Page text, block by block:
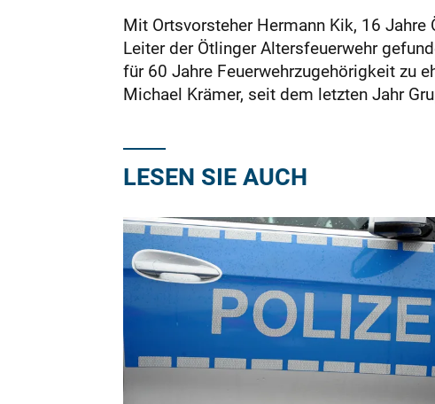
Mit Ortsvorsteher Hermann Kik, 16
Leiter der Ötlinger Altersfeuerwehr
für 60 Jahre Feuerwehrzugehörigkeit zu
Michael Krämer, seit dem letzten Jahr
LESEN SIE AUCH